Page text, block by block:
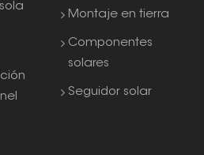
Montaje en tierra
Componentes
solares
Seguidor solar